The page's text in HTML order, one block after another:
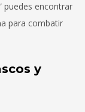
puedes encontrar
para combatir
y